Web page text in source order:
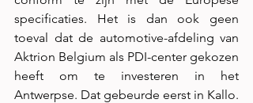
specificaties. Het is dan ook geen
toeval dat de automotive-afdeling van
Aktrion Belgium als PDI-center gekozen
heeft om te investeren in het
Antwerpse. Dat gebeurde eerst in Kallo.